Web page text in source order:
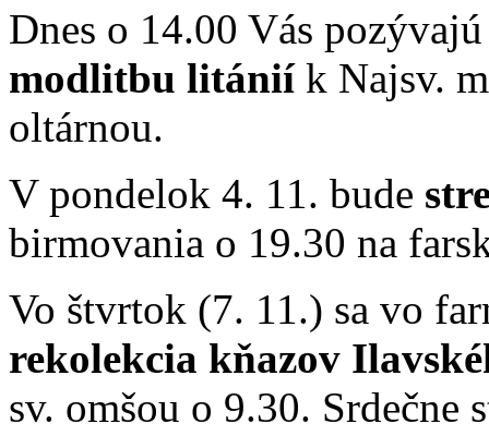
Dnes o 14.00 Vás
modlitbu litániík Najsv.
oltárnou.
V pondelok 4. 11. bude
birmovania o 19.30 na
Vo štvrtok (7. 11.) sa vo
rekolekcia kňazov
sv. omšou o 9.30. Srdečne